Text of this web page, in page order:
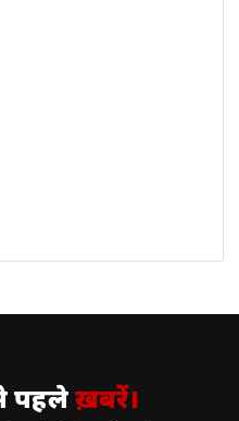
पहलेख़बरें।